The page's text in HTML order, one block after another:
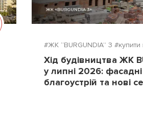
#ЖК “BURGUNDIA” 3 #купити
Хід будівництва ЖК
у липні 2026:
благоустрій та нові